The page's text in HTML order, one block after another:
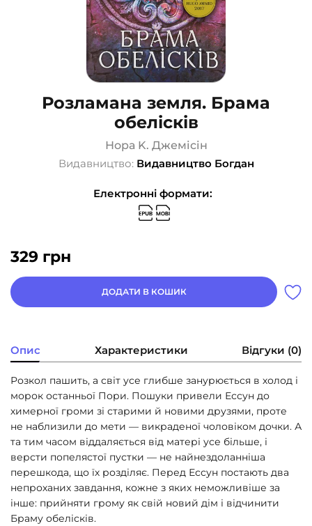
Розламана земля. Брама
обелісків
Нора K. Джемісін
Видавництво: Видавництво Богдан
Електронні формати:
329 грн
ДОДАТИ В КОШИК
Опис Характеристики Відгуки (0)
Розкол пашить, а світ усе глибше занурюється в холод і
морок останньої Пори. Пошуки привели Ессун до
химерної громи зі старими й новими друзями, проте
не наблизили до мети — викраденої чоловіком дочки. А
та тим часом віддаляється від матері усе більше, і
версти попелястої пустки — не найнездоланніша
перешкода, що їх розділяє. Перед Ессун постають два
непроханих завдання, кожне з яких неможливіше за
інше: прийняти грому як свій новий дім і відчинити
Браму обелісків.